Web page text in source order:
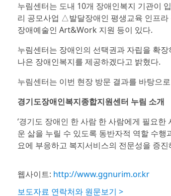
누림센터는 도내 10개 장애인복지 기관이
리 공모사업 △발달장애인 평생교육 인프
장애예술인 Art&Work 지원 등이 있다.
누림센터는 장애인의 선택권과 자립을 확
나은 장애인복지를 제공하겠다고 밝혔다.
누림센터는 이번 현장 방문 결과를 바탕으
경기도장애인복지종합지원센터 누림 소개
‘경기도 장애인 한 사람 한 사람에게 필요
운 삶을 누릴 수 있도록 동반자적 역할 수
요에 부응하고 복지서비스의 전문성을 증
웹사이트: http://www.ggnurim.or.kr
보도자료 연락처와 원문보기 >